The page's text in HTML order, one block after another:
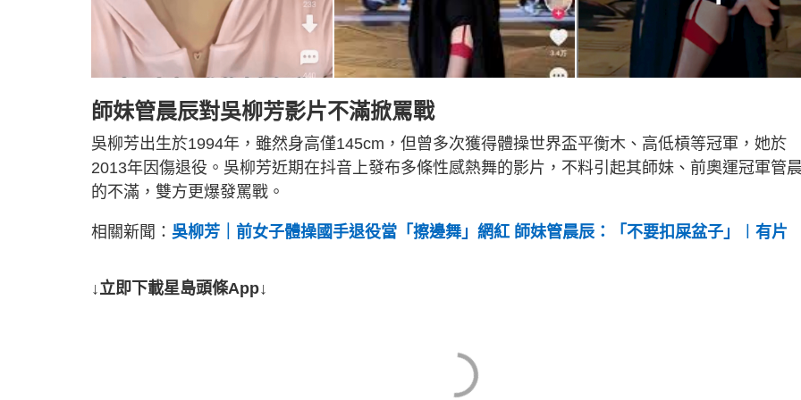
師妹管晨辰對吳柳芳影片不滿掀罵戰
吳柳芳出生於1994年，雖然身高僅145cm，但曾多次獲得體操世界盃平衡木、高低槓等冠軍，她於
2013年因傷退役。吳柳芳近期在抖音上發布多條性感熱舞的影片，不料引起其師妹、前奧運冠軍管
的不滿，雙方更爆發罵戰。
相關新聞： 吳柳芳｜前女子體操國手退役當「擦邊舞」網紅 師妹管晨辰：「不要扣屎盆子」︱有片
↓立即下載星島頭條App↓